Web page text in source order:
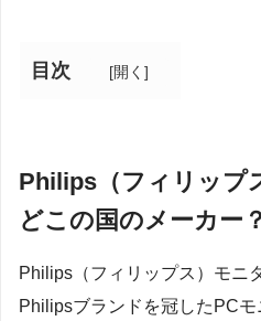
目次 [開く ]
Philips（フィリップ
どこの国のメーカー？
Philips（フィリップス）モニ
Philipsブランドを冠したPC